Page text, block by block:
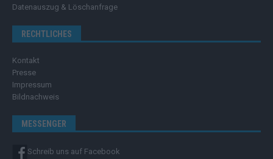
Datenauszug & Löschanfrage
RECHTLICHES
Kontakt
Presse
Impressum
Bildnachweis
MESSENGER
Schreib uns auf Facebook